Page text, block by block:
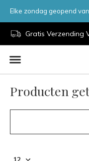
Gratis Verzending
Elke zondag geopend
Producten